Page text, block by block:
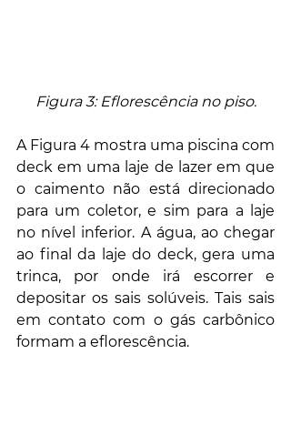
Figura 3: Eflorescência no piso.
A Figura 4 mostra uma piscina com
deck em uma laje de lazer em que
o caimento não está direcionado
para um coletor, e sim para a laje
no nível inferior. A água, ao chegar
ao final da laje do deck, gera uma
trinca, por onde irá escorrer e
depositar os sais solúveis. Tais sais
em contato com o gás carbônico
formam a eflorescência.